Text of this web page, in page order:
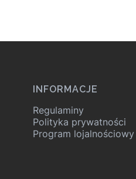
INFORMACJE
Regulaminy
Polityka prywatności
Program lojalnościowy